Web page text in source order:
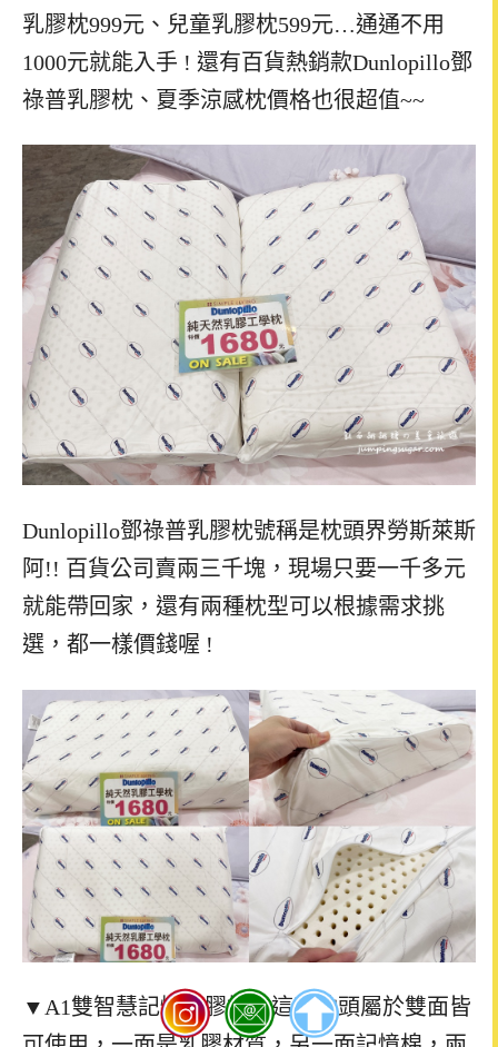
乳膠枕999元、兒童乳膠枕599元…通通不用
1000元就能入手 ! 還有百貨熱銷款Dunlopillo鄧
祿普乳膠枕、夏季涼感枕價格也很超值~~
Dunlopillo鄧祿普乳膠枕號稱是枕頭界勞斯萊斯
阿!! 百貨公司賣兩三千塊，現場只要一千多元
就能帶回家，還有兩種枕型可以根據需求挑
選，都一樣價錢喔 !
▼ A1雙智慧記憶乳膠枕，這款枕頭屬於雙面皆